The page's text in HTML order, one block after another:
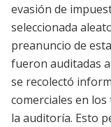
evasión de
seleccionada
preanuncio de
fueron auditadas
se recolectó
comerciales en
la auditoría. Esto